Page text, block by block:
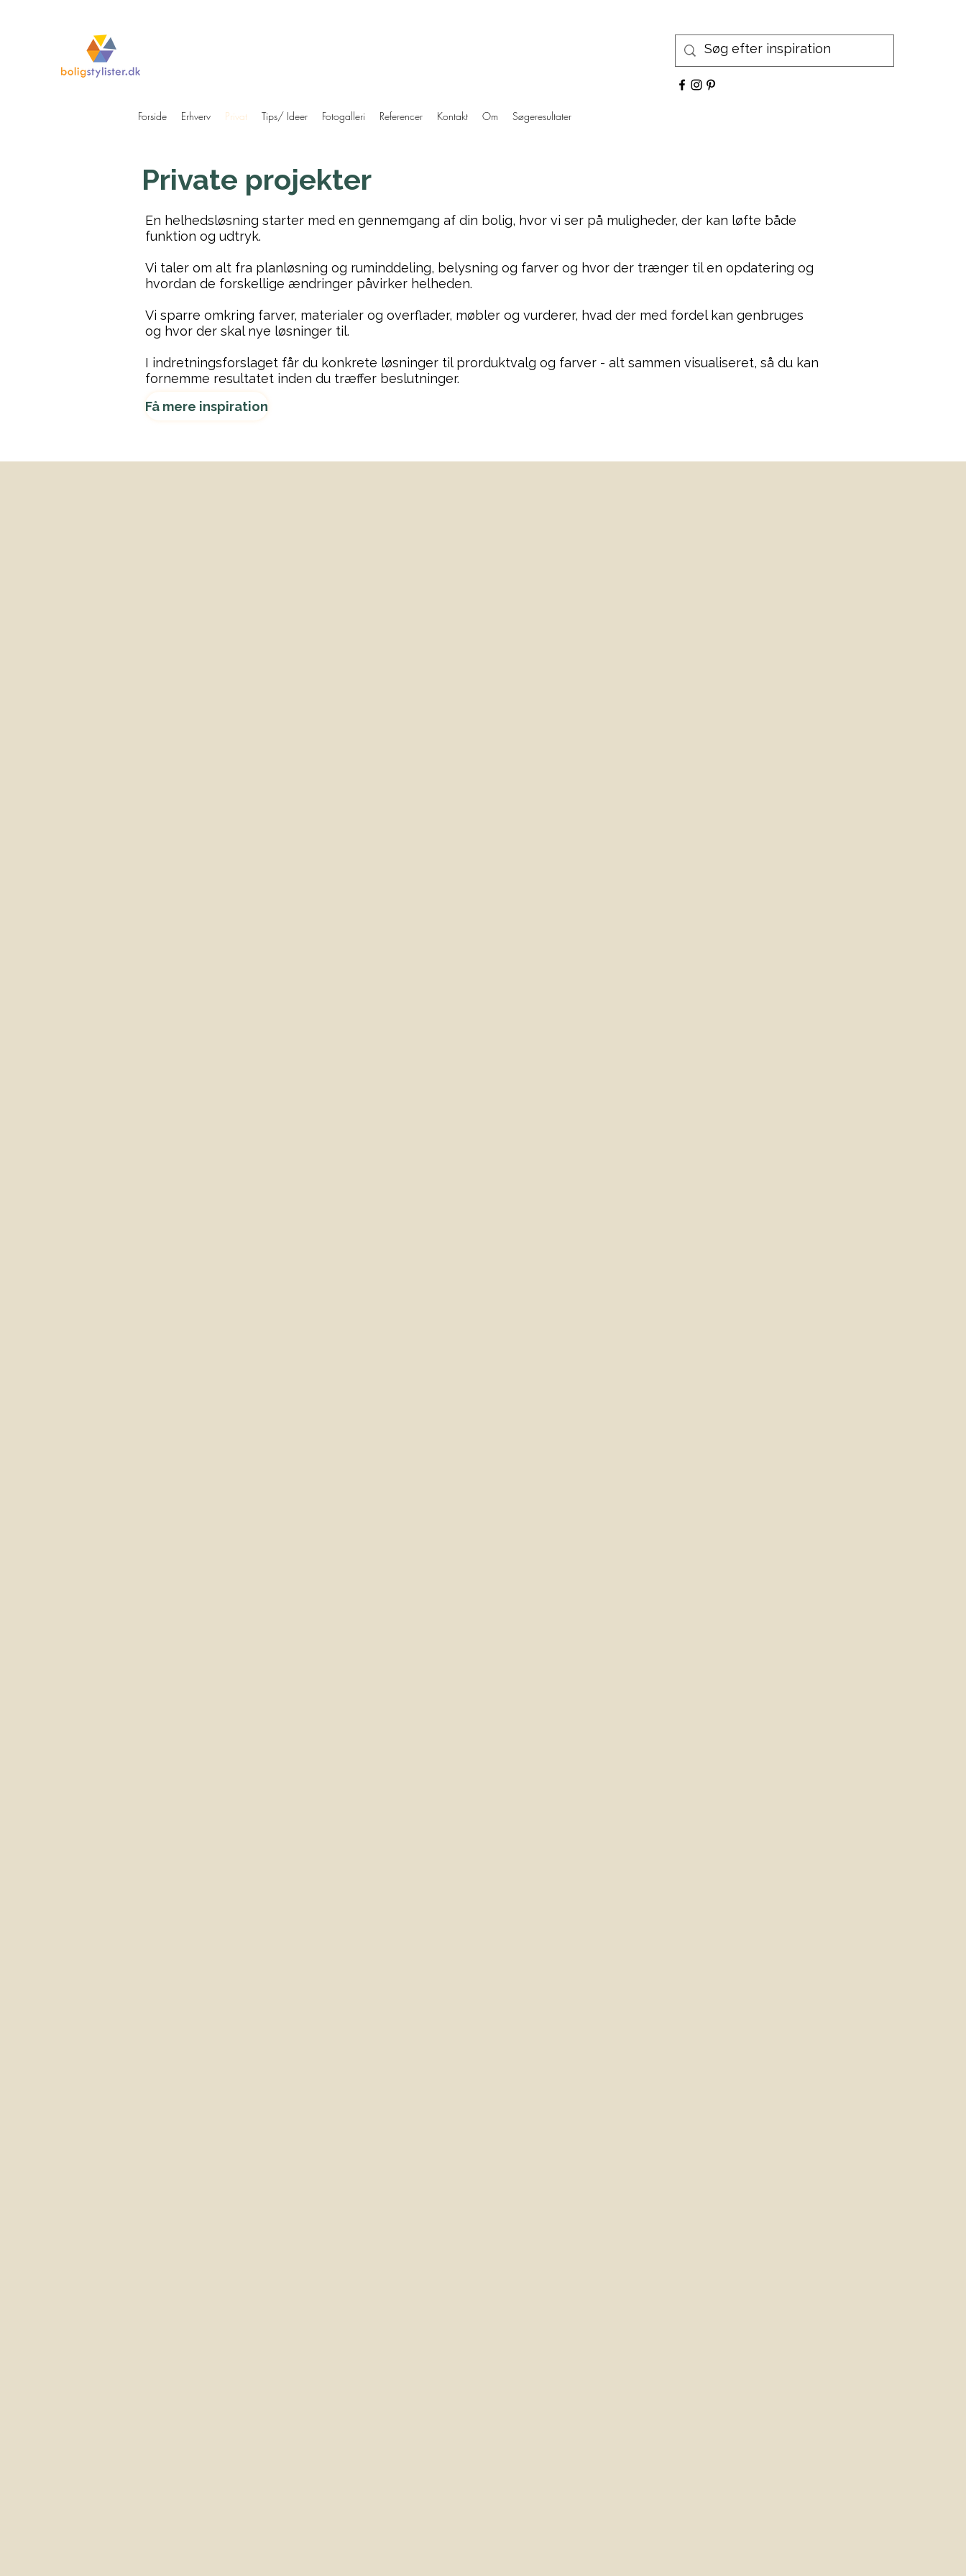
Forside Erhverv Privat Tips/ Ideer Fotogalleri Referencer Kontakt Om Søgeresultater
Private projekter
En helhedsløsning starter med en gennemgang af din bolig, hvor vi ser på muligheder, der kan løfte både
funktion og udtryk.
Vi taler om alt fra planløsning og ruminddeling, belysning og farver og hvor der trænger til en opdatering og
hvordan de forskellige ændringer påvirker helheden.
Vi sparre omkring farver, materialer og overflader, møbler og vurderer, hvad der med fordel kan genbruges
og hvor der skal nye løsninger til.
I indretningsforslaget får du konkrete løsninger til prorduktvalg og farver - alt sammen visualiseret, så du kan
fornemme resultatet inden du træffer beslutninger.
Få mere inspiration